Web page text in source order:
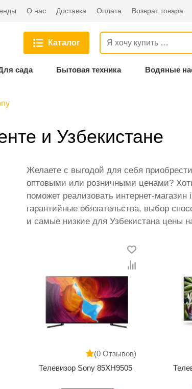
О нас Доставка Оплата Возврат товара
Каталог
сада Бытовая техника Водяные
и Узбекистане
Желаете с выгодой для себя
оптовыми или розничными ценами?
поможет реализовать интернет-
гарантийные обязательства, выбор
и самые низкие для Узбекистана цены
(0 Отзывов)
Телевизор Sony 85XH9505